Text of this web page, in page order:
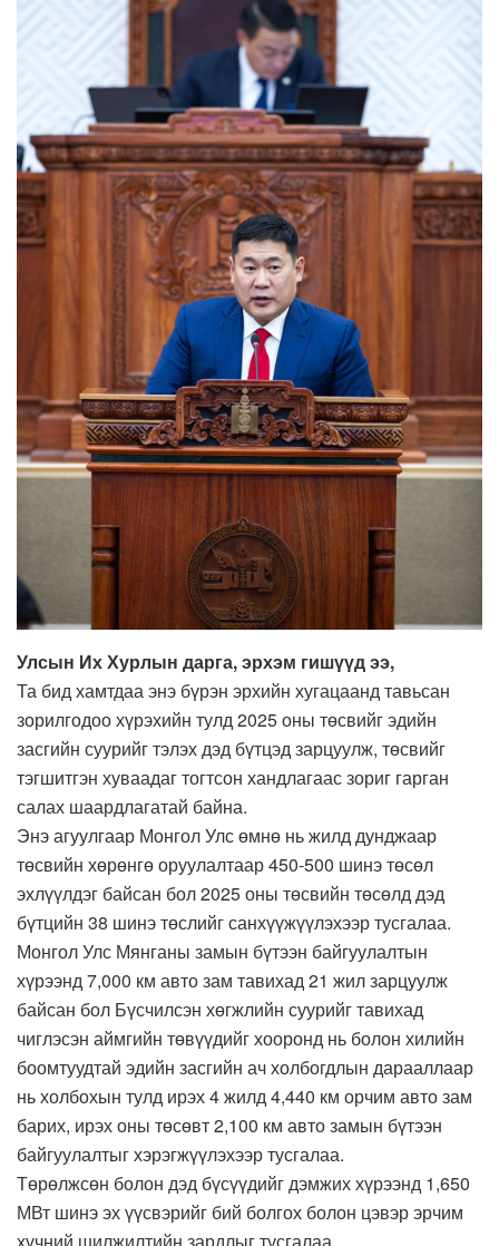
Улсын Их Хурлын дарга, эрхэм гишүүд ээ,
Та бид хамтдаа энэ бүрэн эрхийн хугацаанд тавьсан
зорилгодоо хүрэхийн тулд 2025 оны төсвийг эдийн
засгийн суурийг тэлэх дэд бүтцэд зарцуулж, төсвийг
тэгшитгэн хуваадаг тогтсон хандлагаас зориг гарган
салах шаардлагатай байна.
Энэ агуулгаар Монгол Улс өмнө нь жилд дунджаар
төсвийн хөрөнгө оруулалтаар 450-500 шинэ төсөл
эхлүүлдэг байсан бол 2025 оны төсвийн төсөлд дэд
бүтцийн 38 шинэ төслийг санхүүжүүлэхээр тусгалаа.
Монгол Улс Мянганы замын бүтээн байгуулалтын
хүрээнд 7,000 км авто зам тавихад 21 жил зарцуулж
байсан бол Бүсчилсэн хөгжлийн суурийг тавихад
чиглэсэн аймгийн төвүүдийг хооронд нь болон хилийн
боомтуудтай эдийн засгийн ач холбогдлын дарааллаар
нь холбохын тулд ирэх 4 жилд 4,440 км орчим авто зам
барих, ирэх оны төсөвт 2,100 км авто замын бүтээн
байгуулалтыг хэрэгжүүлэхээр тусгалаа.
Төрөлжсөн болон дэд бүсүүдийг дэмжих хүрээнд 1,650
МВт шинэ эх үүсвэрийг бий болгох болон цэвэр эрчим